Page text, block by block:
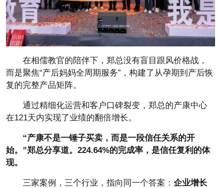
在相儒教官的陪伴下，郑总没有盲目跟风价格战，
而是聚焦“产后妈妈全周期服务”，构建了从孕期到产后恢
复的完整产品矩阵。
通过精细化运营和客户口碑裂变，郑总的产康中心
在121天内实现了业绩的翻倍增长。
“产康不是一锤子买卖，而是一段信任关系的开
始。”郑总分享道。 224.64%的完成率，是信任复利的体
现。
三家案例，三个行业，指向同一个答案： 企业增长